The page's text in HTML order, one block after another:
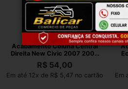
Acabamento Coluna Central
Direita New Civic 2007 2008
A 2011
R$54,00
Em até 12x de R$ 5,47 no cartão Em